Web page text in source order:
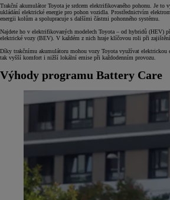
Trakční akumulátor Toyota je srdcem elektrifikovaného pohonu. Je to
ukládání elektrické energie pro pohon vozidla. Prostřednictvím
energii kolům a spolupracuje s dalšími částmi pohonného systému.
Najdete ho v elektrifikovaných modelech Toyota – od hybridů (HEV)
elektrické vozy (BEV). V každém z nich hraje klíčovou roli při
Díky trakčnímu akumulátoru mohou vozy Toyota využívat elektrickou
tak vyšší komfort i nižší lokální emise při každodenním provozu.
Výhody programu Battery Care